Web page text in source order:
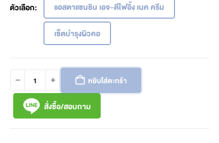
ตัวเลือก แอสตาแซนธิน เอจ-ดีไฟอิ้ง เนค ครีม
เซ็ตบำรุงผิวคอ
หยิบใส่ตะกร้า
สั่งซื้อ/สอบถาม